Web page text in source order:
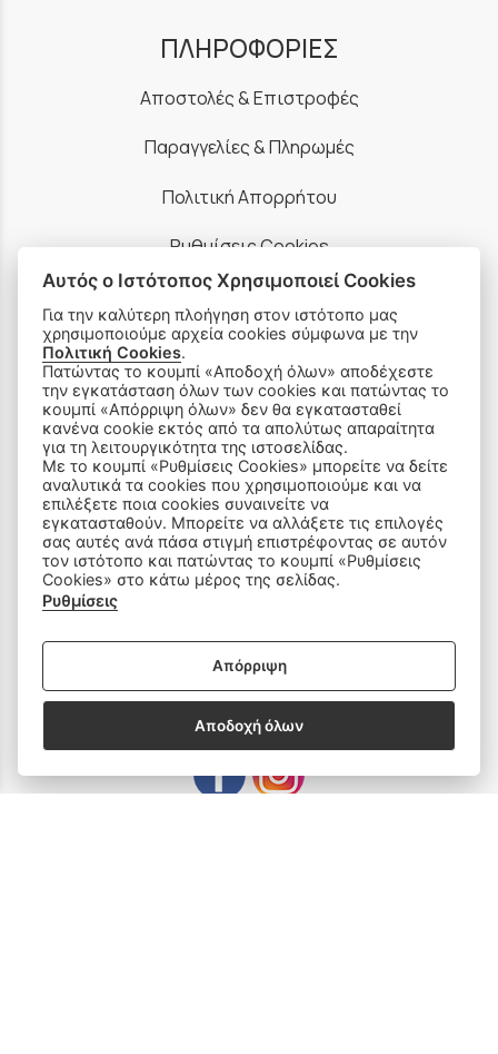
ΠΛΗΡΟΦΟΡΙΕΣ
Αποστολές & Επιστροφές
Παραγγελίες & Πληρωμές
Πολιτική Απορρήτου
Ρυθμίσεις Cookies
Όροι Χρήσης & Ασφάλεια
ΠΡΟΪΟΝΤΑ
Ραπτομηχανές
Οικιακός Εξοπλισμός
Είδη Ραπτικής
SOCIAL MEDIA
Αυτός ο Ιστότοπος Χρησιμοποιεί Cookies
Για την καλύτερη πλοήγηση στον ιστότοπο μας
χρησιμοποιούμε αρχεία cookies σύμφωνα με την
Πολιτική Cookies.
Πατώντας το κουμπί «Αποδοχή όλων» αποδέχεστε
την εγκατάσταση όλων των cookies και πατώντας το
κουμπί «Απόρριψη όλων» δεν θα εγκατασταθεί
κανένα cookie εκτός από τα απολύτως απαραίτητα
για τη λειτουργικότητα της ιστοσελίδας.
Με το κουμπί «Ρυθμίσεις Cookies» μπορείτε να δείτε
αναλυτικά τα cookies που χρησιμοποιούμε και να
επιλέξετε ποια cookies συναινείτε να
εγκατασταθούν. Μπορείτε να αλλάξετε τις επιλογές
σας αυτές ανά πάσα στιγμή επιστρέφοντας σε αυτόν
τον ιστότοπο και πατώντας το κουμπί «Ρυθμίσεις
Cookies» στο κάτω μέρος της σελίδας.
Ρυθμίσεις
Απόρριψη
Αποδοχή όλων